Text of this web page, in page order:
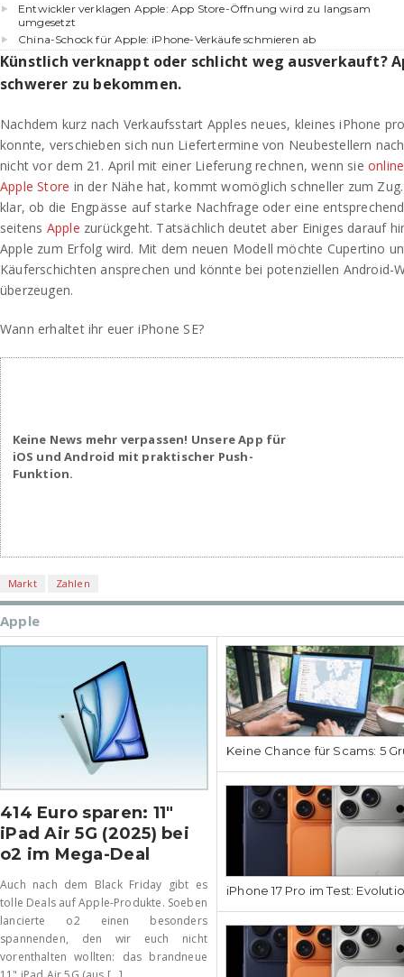
Entwickler verklagen Apple: App Store-Öffnung wird zu langsam
umgesetzt
China-Schock für Apple: iPhone-Verkäufe schmieren ab
Künstlich verknappt oder schlicht weg ausverkauft?
schwerer zu bekommen.
Nachdem kurz nach Verkaufsstart Apples neues, kleines iPhone
konnte, verschieben sich nun Liefertermine von Neubestellern
nicht vor dem 21. April mit einer Lieferung rechnen, wenn sieonline
Apple Store in der Nähe hat, kommt womöglich schneller zum
klar, ob die Engpässe auf starke Nachfrage oder eine
seitens Apple zurückgeht. Tatsächlich deutet aber Einiges darauf
Apple zum Erfolg wird. Mit dem neuen Modell möchte Cupertino
Käuferschichten ansprechen und könnte bei potenziellen Android-
überzeugen.
Wann erhaltet ihr euer iPhone SE?
Keine News mehr verpassen! Unsere App für
iOS und Android mit praktischer Push-
Funktion.
Markt Zahlen
Apple
414 Euro sparen: 11″
iPad Air 5G (2025) bei
o2 im Mega-Deal
Auch nach dem Black Friday gibt es
tolle Deals auf Apple-Produkte. Soeben
lancierte o2 einen besonders
spannenden, den wir euch nicht
vorenthalten wollten: das brandneue
Keine Chance für Scams: 5
iPhone 17 Pro im Test: